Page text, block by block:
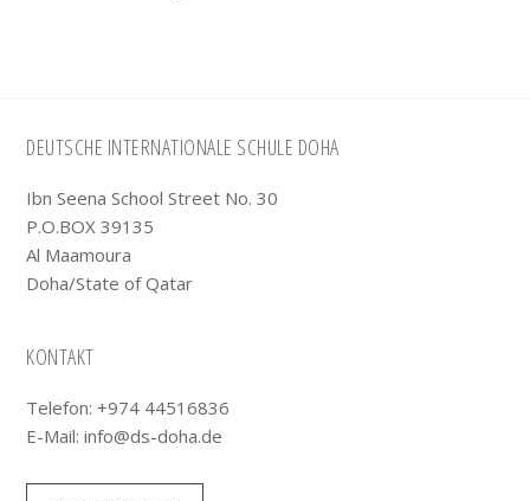
Footer
DEUTSCHE INTERNATIONALE SCHULE DOHA
Ibn Seena School Street No. 30
P.O.BOX 39135
Al Maamoura
Doha/State of Qatar
KONTAKT
Telefon: +974 44516836
E-Mail:info@ds-doha.de